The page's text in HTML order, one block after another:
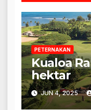
PETERNAKAN
Kualoa
hektar
JUN 4, 2025